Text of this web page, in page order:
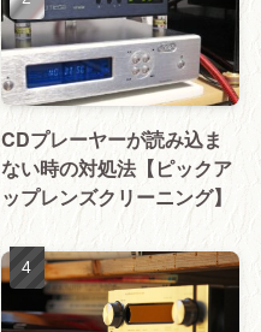
CDプレーヤーが読み込ま
ない時の対処法【ピックア
ップレンズクリーニング】